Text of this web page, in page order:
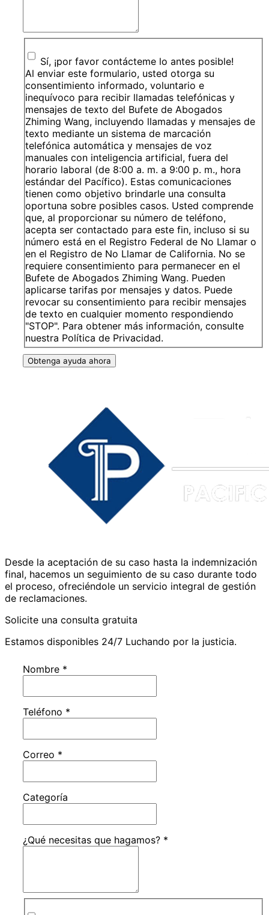
Sí, ¡por favor contácteme lo antes posible!
Al enviar este formulario, usted otorga su
consentimiento informado, voluntario e
inequívoco para recibir llamadas telefónicas y
mensajes de texto del Bufete de Abogados
Zhiming Wang, incluyendo llamadas y mensajes de
texto mediante un sistema de marcación
telefónica automática y mensajes de voz
manuales con inteligencia artificial, fuera del
horario laboral (de 8:00 a. m. a 9:00 p. m., hora
estándar del Pacífico). Estas comunicaciones
tienen como objetivo brindarle una consulta
oportuna sobre posibles casos. Usted comprende
que, al proporcionar su número de teléfono,
acepta ser contactado para este fin, incluso si su
número está en el Registro Federal de No Llamar o
en el Registro de No Llamar de California. No se
requiere consentimiento para permanecer en el
Bufete de Abogados Zhiming Wang. Pueden
aplicarse tarifas por mensajes y datos. Puede
revocar su consentimiento para recibir mensajes
de texto en cualquier momento respondiendo
"STOP". Para obtener más información, consulte
nuestra Política de Privacidad.
Obtenga ayuda ahora
Desde la aceptación de su caso hasta la indemnización
final, hacemos un seguimiento de su caso durante todo
el proceso, ofreciéndole un servicio integral de gestión
de reclamaciones.
Solicite una consulta gratuita
Estamos disponibles 24/7 Luchando por la justicia.
Nombre *
Teléfono *
Correo *
Categoría
¿Qué necesitas que hagamos? *